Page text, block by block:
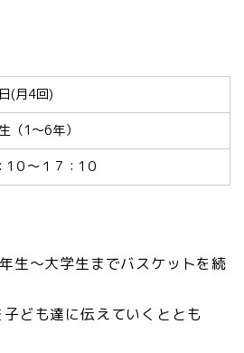
(月4回)
（1～6年）
1０～１７：1０
生～大学生までバスケットを続
ども達に伝えていくととも